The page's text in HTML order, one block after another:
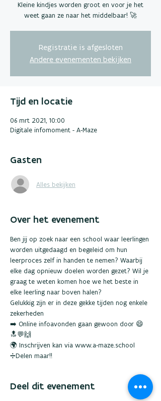
Kleine kindjes worden groot en voor je het
weet gaan ze naar het middelbaar! 🚀
Registratie is afgesloten
Andere evenementen bekijken
Tijd en locatie
06 mrt 2021, 10:00
Digitale infomoment - A-Maze
Gasten
Alles bekijken
Over het evenement
Ben jij op zoek naar een school waar leerlingen
worden uitgedaagd en begeleid om hun
leerproces zelf in handen te nemen? Waarbij
elke dag opnieuw doelen worden gezet? Wil je
graag te weten komen hoe we het beste in
elke leerling naar boven halen?
Gelukkig zijn er in deze gekke tijden nog enkele
zekerheden
➡️ Online infoavonden gaan gewoon door 😄
🔝💬🙌
🌍 Inschrijven kan via www.a-maze.school
➗Delen maar!!
Deel dit evenement